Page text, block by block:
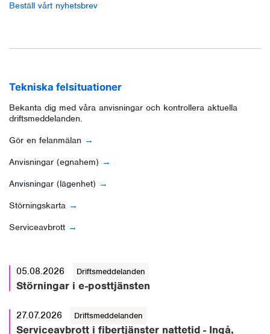
Beställ vårt nyhetsbrev
Tekniska felsituationer
Bekanta dig med våra anvisningar och kontrollera aktuella
driftsmeddelanden.
Gör en felanmälan
Anvisningar (egnahem)
Anvisningar (lägenhet)
Störningskarta
Serviceavbrott
05.08.2026 Driftsmeddelanden
Störningar i e-posttjänsten
27.07.2026 Driftsmeddelanden
Serviceavbrott i fibertjänster nattetid - Ingå,